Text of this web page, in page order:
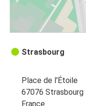
Strasbourg
Place de l'Étoile
67076 Strasbourg
France